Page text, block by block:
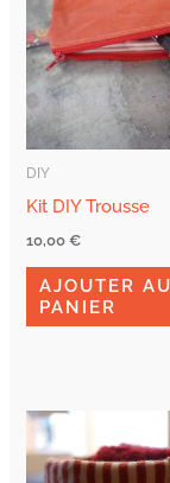
DIY
Kit DIY Trousse
10,00€
AJOUTER AU
PANIER